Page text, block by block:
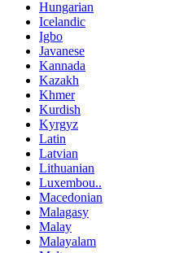
Hungarian
Icelandic
Igbo
Javanese
Kannada
Kazakh
Khmer
Kurdish
Kyrgyz
Latin
Latvian
Lithuanian
Luxembou..
Macedonian
Malagasy
Malay
Malayalam